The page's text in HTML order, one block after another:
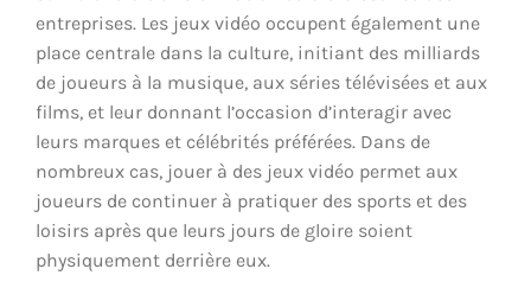
entreprises. Les jeux vidéo occupent également une
place centrale dans la culture, initiant des milliards
de joueurs à la musique, aux séries télévisées et aux
films, et leur donnant l’occasion d’interagir avec
leurs marques et célébrités préférées. Dans de
nombreux cas, jouer à des jeux vidéo permet aux
joueurs de continuer à pratiquer des sports et des
loisirs après que leurs jours de gloire soient
physiquement derrière eux.